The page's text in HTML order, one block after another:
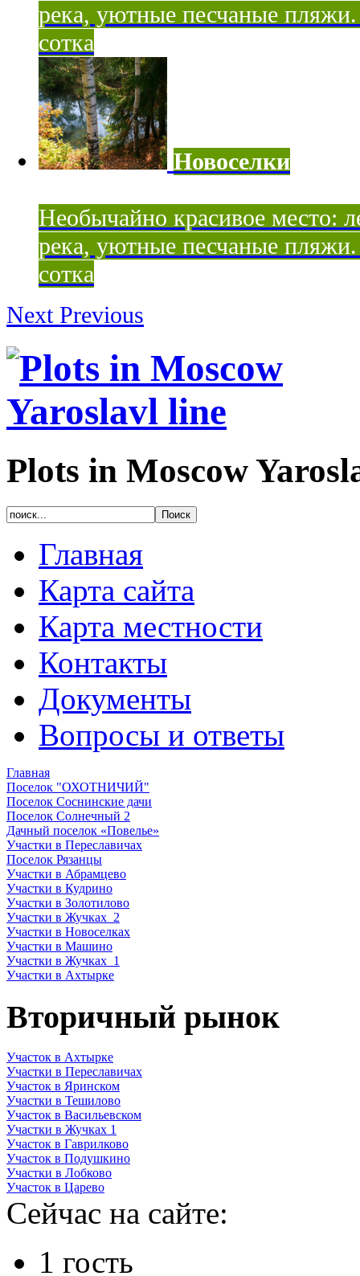
река, уютные песчаные
сотка
Новоселки
Необычайно красивое место:
река, уютные песчаные
сотка
Next Previous
Plots in Moscow
Главная
Карта сайта
Карта местности
Контакты
Документы
Вопросы и ответы
Главная
Поселок "ОХОТНИЧИЙ"
Поселок Соснинские дачи
Поселок Солнечный 2
Дачный поселок «Повелье»
Участки в Переславичах
Поселок Рязанцы
Участки в Абрамцево
Участки в Кудрино
Участки в Золотилово
Участки в Жучках_2
Участки в Новоселках
Участки в Машино
Участки в Жучках_1
Участки в Ахтырке
Вторичный рынок
Участок в Ахтырке
Участки в Переславичах
Участок в Яринском
Участки в Тешилово
Участок в Васильевском
Участки в Жучках 1
Участок в Гаврилково
Участок в Подушкино
Участки в Лобково
Участок в Царево
Сейчас на сайте:
1 гость